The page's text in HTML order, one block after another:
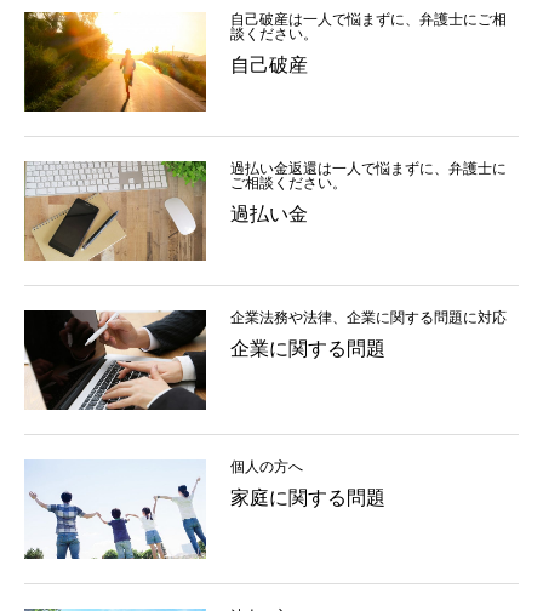
自己破産は一人で悩まずに、弁護士にご相
談ください。
自己破産
過払い金返還は一人で悩まずに、弁護士に
ご相談ください。
過払い金
企業法務や法律、企業に関する問題に対応
企業に関する問題
個人の方へ
家庭に関する問題